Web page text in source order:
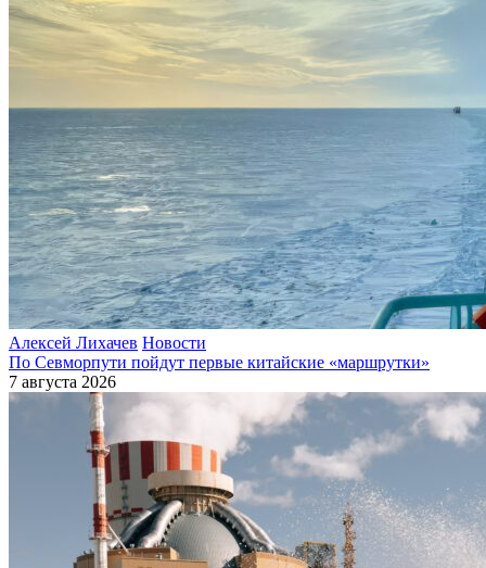
Алексей Лихачев Новости
По Севморпути пойдут первые китайские «маршрутки»
7 августа 2026